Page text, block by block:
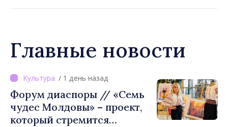
Главные новости
/ 1 день назад
ВИДЕО // Калараш
формирует крупнейший
кластер добровольного